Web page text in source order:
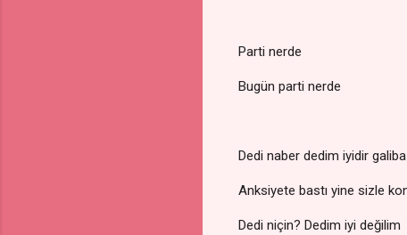
Parti nerde
Bugün parti nerde
Dedi naber dedim iyidir
Anksiyete bastı yine sizle
Dedi niçin? Dedim iyi değilim